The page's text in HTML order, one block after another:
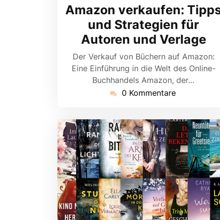
Amazon verkaufen:
und Strategien für
Autoren und Verlage
Der Verkauf von Büchern auf Amazon:
Eine Einführung in die Welt des Online-
Buchhandels Amazon, der…
0 Kommentare